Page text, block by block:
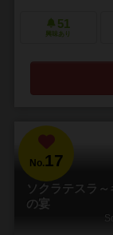
51
興味あり
No.17
ソクラテスラ
の宴